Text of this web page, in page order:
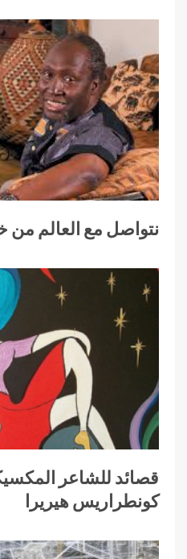
نتواصل مع العالم من
قصائد للشاعر
كونطراريس هيريرا